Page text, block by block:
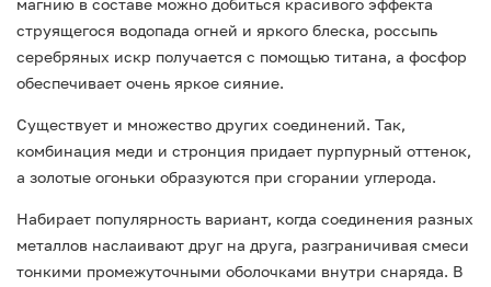
магнию в составе можно добиться красивого эффекта
струящегося водопада огней и яркого блеска, россыпь
серебряных искр получается с помощью титана, а фосфор
обеспечивает очень яркое сияние.
Существует и множество других соединений. Так,
комбинация меди и стронция придает пурпурный оттенок,
а золотые огоньки образуются при сгорании углерода.
Набирает популярность вариант, когда соединения разных
металлов наслаивают друг на друга, разграничивая смеси
тонкими промежуточными оболочками внутри снаряда. В